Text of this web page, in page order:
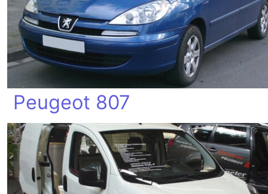
Peugeot 807